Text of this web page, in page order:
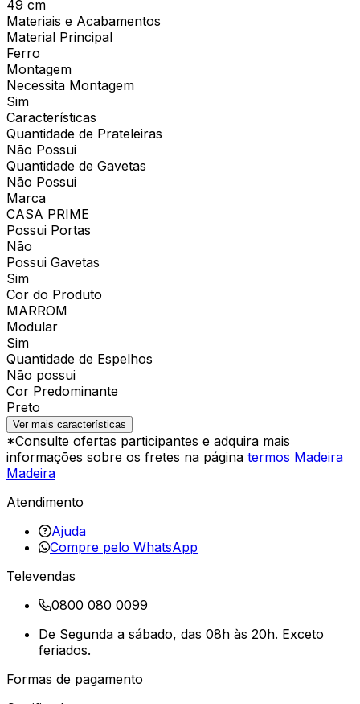
49 cm
Materiais e Acabamentos
Material Principal
Ferro
Montagem
Necessita Montagem
Sim
Características
Quantidade de Prateleiras
Não Possui
Quantidade de Gavetas
Não Possui
Marca
CASA PRIME
Possui Portas
Não
Possui Gavetas
Sim
Cor do Produto
MARROM
Modular
Sim
Quantidade de Espelhos
Não possui
Cor Predominante
Preto
Ver mais características
*Consulte ofertas participantes e adquira mais
informações sobre os fretes na página termos Madeira
Madeira
Atendimento
Ajuda
Compre pelo WhatsApp
Televendas
0800 080 0099
De Segunda a sábado, das 08h às 20h. Exceto
feriados.
Formas de pagamento